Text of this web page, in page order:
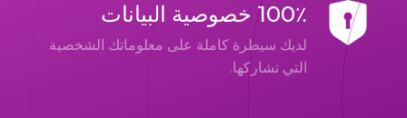
100٪ خصوصية البيانات
لديك سيطرة كاملة على معلوماتك الشخصية
التي تشاركها.